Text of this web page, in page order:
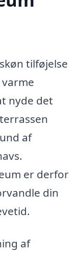
tilføjelse
nyde det
af
er derfor
din
af